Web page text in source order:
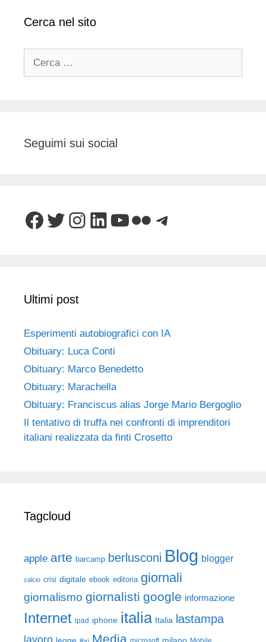
Cerca nel sito
Seguimi sui social
Facebook
Twitter
Instagram
LinkedIn
YouTube
FlickrTelegram
Ultimi post
Esperimenti autobiografici con IA
Obituary: Luca Conti
Obituary: Marco Benedetto
Obituary: Marachella
Obituary: Franciscus alias Jorge Mario Bergoglio
Il tentativo di truffa nei confronti di imprenditori
italiani realizzata da finti Crosetto
Tagcloud
apple arte barcamp berlusconi Blog blogger
calcio crisi digitale ebook editoria giornali
giornalismo giornalisti google informazione
Internet ipad iphone italia Italia lastampa
lavoro legge libri Media microsoft milano